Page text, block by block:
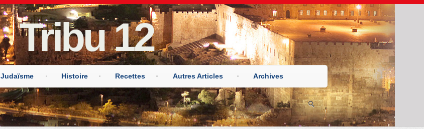
Tribu 12
Judaïsme Histoire Recettes Autres Articles Archives